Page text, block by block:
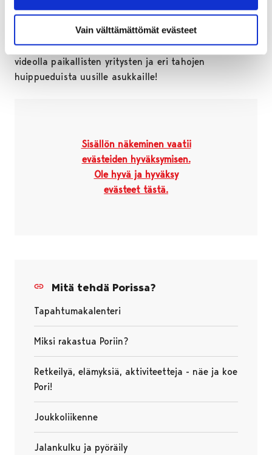
Vain välttämättömät evästeet
Mitä mieltä Leo-Pekka Tähti on
muuttovoitosta?
Porilainen huippu-urheilija Leo-Pekka Tähti kertoo
videolla paikallisten yritysten ja eri tahojen
huippueduista uusille asukkaille!
Sisällön näkeminen vaatii
evästeiden hyväksymisen.
Ole hyvä ja hyväksy
evästeet tästä.
Mitä tehdä Porissa?
Tapahtumakalenteri
Miksi rakastua Poriin?
Retkeilyä, elämyksiä, aktiviteetteja - näe ja koe
Pori!
Joukkoliikenne
Jalankulku ja pyöräily